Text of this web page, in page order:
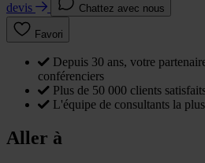
devis
Chattez avec nous
Favori
Depuis 30 ans, votre
conférenciers
Plus de 50 000 clients
L'équipe de consultants la
Aller à